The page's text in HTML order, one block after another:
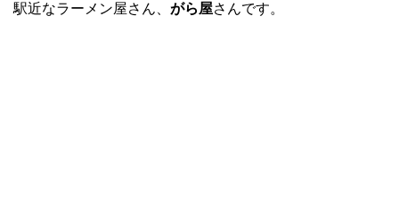
駅近なラーメン屋さん、 がら屋さんです。